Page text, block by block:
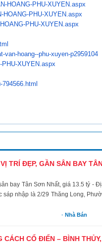
HOANG-PHU-XUYEN. aspx
HOANG-PHU-XUYEN. aspx
PHU-XUYEN. aspx
van-hoang--phu-xuyen-p2959104
PHU-XUYEN.aspx
794566.html
TRÍ ĐẸP, GẦN SÂN BAY
bay Tân Sơn Nhất, giá 13.5 tỷ -
nhập là 2/29 Thăng Long,
- Nhà Bán
CỔ ĐIỂN – BÌNH